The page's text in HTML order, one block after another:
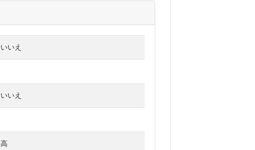
いいえ
いいえ
高